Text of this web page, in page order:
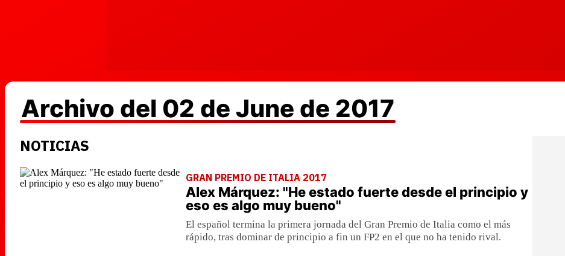
Archivo del 02 de June de 2017
NOTICIAS
GRAN PREMIO DE ITALIA 2017
Alex Márquez: "He estado fuerte desde el principio y
eso es algo muy bueno"
El español termina la primera jornada del Gran Premio de Italia como el más
rápido, tras dominar de principio a fin un FP2 en el que no ha tenido rival.